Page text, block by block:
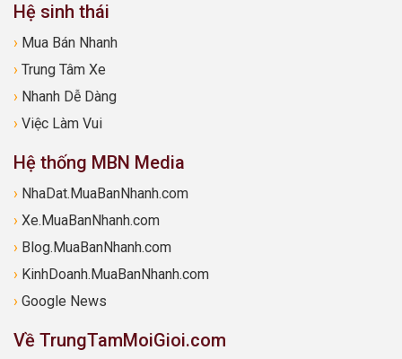
Hệ sinh thái
› Mua Bán Nhanh
› Trung Tâm Xe
› Nhanh Dễ Dàng
› Việc Làm Vui
Hệ thống MBN Media
› NhaDat.MuaBanNhanh.com
› Xe.MuaBanNhanh.com
› Blog.MuaBanNhanh.com
› KinhDoanh.MuaBanNhanh.com
› Google News
Về TrungTamMoiGioi.com